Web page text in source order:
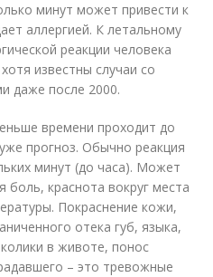
минут может привести к
аллергией. К летальному
реакции человека
известны случаи со
даже после 2000.
времени проходит до
прогноз. Обычно реакция
минут (до часа). Может
боль, краснота вокруг места
Покраснение кожи,
отека губ, языка,
в животе, понос
– это тревожные